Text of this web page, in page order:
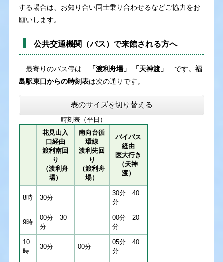
する場合は、お知り合い同士乗り合わせるなどご協力をお
願いします。
公共交通機関（バス）で来館される方へ
最寄りのバス停は 「渡利舟場」 「天神渡」 です。 福
島駅東口からの時刻表は次の通りです。
表のサイズを切り替える
時刻表（平日）
花見山入
口経由
渡利南回
り
（渡利舟
場）
南向台循
環線
渡利先回
り
（渡利舟
場）
バイパス
経由
医大行き
（天神
渡）
8時 30分
30分 40
分
9時
00分 30
分
00分 20
分
10
時
30分 00分
05分 40
分